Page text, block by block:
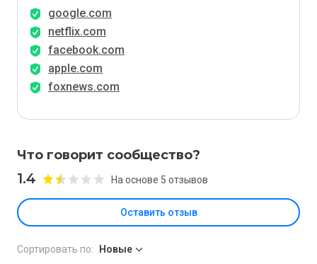
google.com
netflix.com
facebook.com
apple.com
foxnews.com
Что говорит сообщество?
1.4 На основе 5 отзывов
Оставить отзыв
Сортировать по: Новые